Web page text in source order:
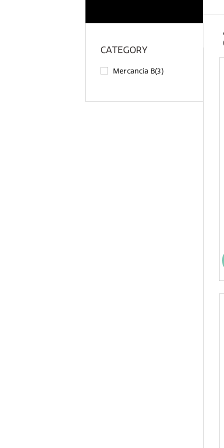
CATEGORY
Mercancía B(3)